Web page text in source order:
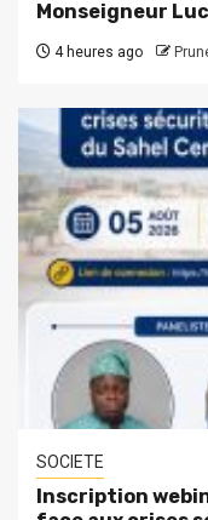
Monseigneur
4 heures ago
SOCIETE
Inscription